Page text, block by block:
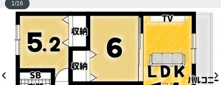
1 /16